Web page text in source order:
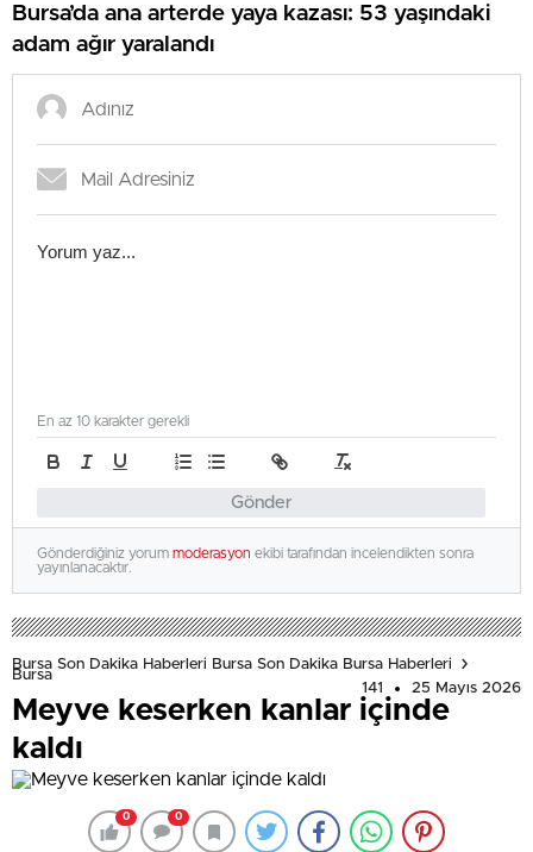
Bursa’da ana arterde yaya kazası: 53 yaşındaki
adam ağır yaralandı
Gönder
En az 10 karakter gerekli
Gönderdiğiniz yorum moderasyon ekibi tarafından incelendikten sonra
yayınlanacaktır.
Bursa Son Dakika Haberleri Bursa Son Dakika Bursa Haberleri
Bursa
141
25 Mayıs 2026
Meyve keserken kanlar içinde
kaldı
0 0